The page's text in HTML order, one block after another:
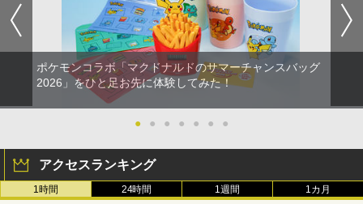
ポケモンコラボ「マクドナルドのサマーチャンスバッグ
2026」をひと足お先に体験してみた！
● ● ● ● ● ● ●
アクセスランキング
1時間 24時間 1週間 1カ月